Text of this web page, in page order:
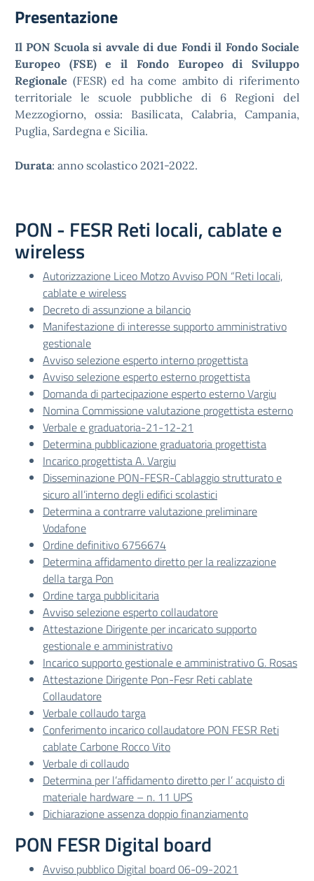
Presentazione
Il PON Scuola si avvale di due Fondi il Fondo Sociale
Europeo (FSE) e il Fondo Europeo di Sviluppo
Regionale (FESR) ed ha come ambito di riferimento
territoriale le scuole pubbliche di 6 Regioni del
Mezzogiorno, ossia: Basilicata, Calabria, Campania,
Puglia, Sardegna e Sicilia.
Durata: anno scolastico 2021-2022.
PON - FESR Reti locali, cablate e
wireless
Autorizzazione Liceo Motzo Avviso PON “Reti locali,
cablate e wireless
Decreto di assunzione a bilancio
Manifestazione di interesse supporto amministrativo
gestionale
Avviso selezione esperto interno progettista
Avviso selezione esperto esterno progettista
Domanda di partecipazione esperto esterno Vargiu
Nomina Commissione valutazione progettista esterno
Verbale e graduatoria-21-12-21
Determina pubblicazione graduatoria progettista
Incarico progettista A. Vargiu
Disseminazione PON-FESR-Cablaggio strutturato e
sicuro all’interno degli edifici scolastici
Determina a contrarre valutazione preliminare
Vodafone
Ordine definitivo 6756674
Determina affidamento diretto per la realizzazione
della targa Pon
Ordine targa pubblicitaria
Avviso selezione esperto collaudatore
Attestazione Dirigente per incaricato supporto
gestionale e amministrativo
Incarico supporto gestionale e amministrativo G. Rosas
Attestazione Dirigente Pon-Fesr Reti cablate
Collaudatore
Verbale collaudo targa
Conferimento incarico collaudatore PON FESR Reti
cablate Carbone Rocco Vito
Verbale di collaudo
Determina per l’affidamento diretto per l’ acquisto di
materiale hardware – n. 11 UPS
Dichiarazione assenza doppio finanziamento
PON FESR Digital board
Avviso pubblico Digital board 06-09-2021